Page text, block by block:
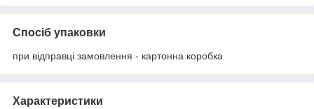
Спосіб упаковки
при відправці замовлення - картонна коробка
Характеристики